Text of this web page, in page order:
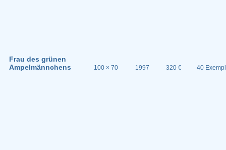
Frau des grünen
Ampelmännchens
100 × 70 1997 320 € 40